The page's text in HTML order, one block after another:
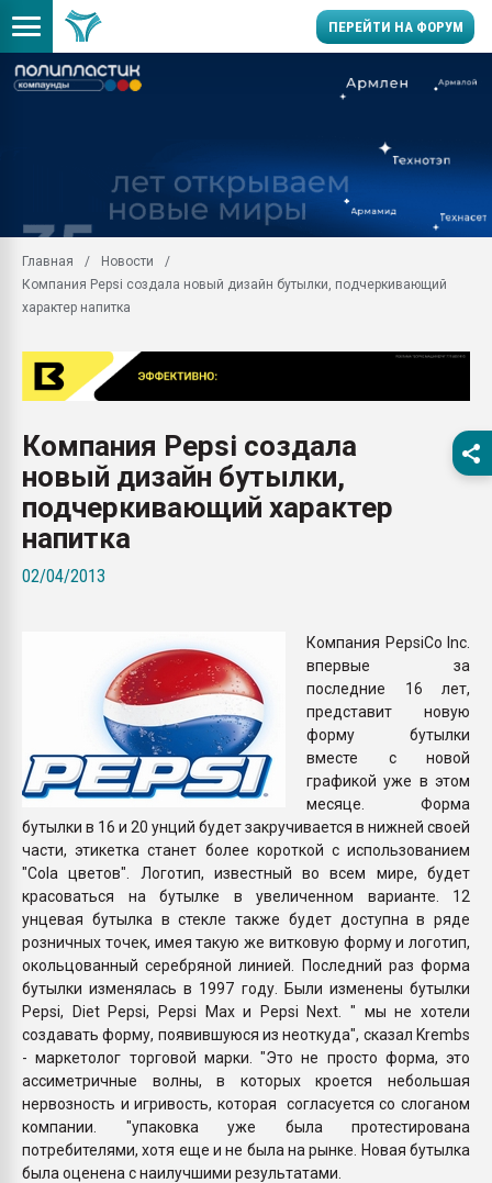
ПЕРЕЙТИ НА ФОРУМ
29.07.2026 ФРП помог
заводу пластмасс"
первый план в
28.07.2026
ситуацией на
Всё, что касается
Главная
Новости
Компания Pepsi создала новый дизайн бутылки, подчеркивающий
характер напитка
Компания Pepsi создала
новый дизайн бутылки,
подчеркивающий характер
напитка
02/04/2013
Компания PepsiCo Inc.
впервые за
последние 16 лет,
представит новую
форму бутылки
вместе с новой
графикой уже в этом
месяце. Форма
бутылки в 16 и 20 унций будет закручивается в нижней своей
части, этикетка станет более короткой с использованием
"Cola цветов". Логотип, известный во всем мире, будет
красоваться на бутылке в увеличенном варианте. 12
унцевая бутылка в стекле также будет доступна в ряде
розничных точек, имея такую же витковую форму и логотип,
окольцованный серебряной линией. Последний раз форма
бутылки изменялась в 1997 году. Были изменены бутылки
Pepsi, Diet Pepsi, Pepsi Max и Pepsi Next. " мы не хотели
создавать форму, появившуюся из неоткуда", сказал Krembs
- маркетолог торговой марки. "Это не просто форма, это
ассиметричные волны, в которых кроется небольшая
нервозность и игривость, которая согласуется со слоганом
компании. "упаковка уже была протестирована
потребителями, хотя еще и не была на рынке. Новая бутылка
была оценена с наилучшими результатами.